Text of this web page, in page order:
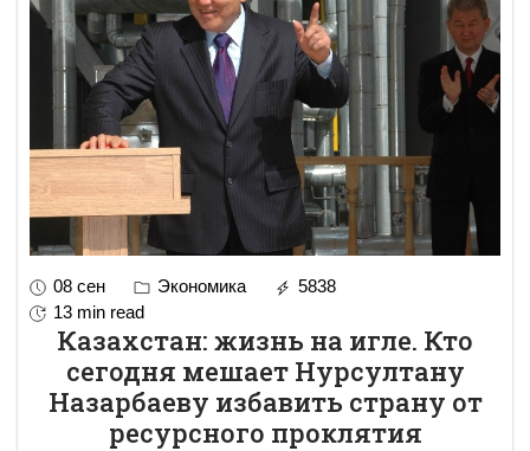
08 сен Экономика
5838
13 min read
Казахстан: жизнь на игле. Кто
сегодня мешает Нурсултану
Назарбаеву избавить страну от
ресурсного проклятия